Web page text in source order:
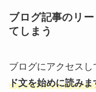
ブログ記事のリ
てしまう
ブログにアクセスし
ド文を始めに読みま